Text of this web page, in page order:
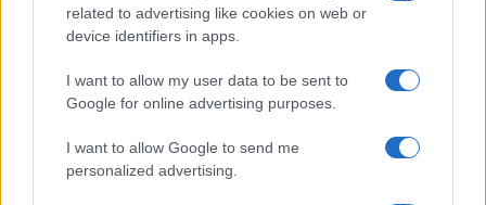
related to advertising like cookies on web or
device identifiers in apps.
I want to allow my user data to be sent to
Google for online advertising purposes.
I want to allow Google to send me
personalized advertising.